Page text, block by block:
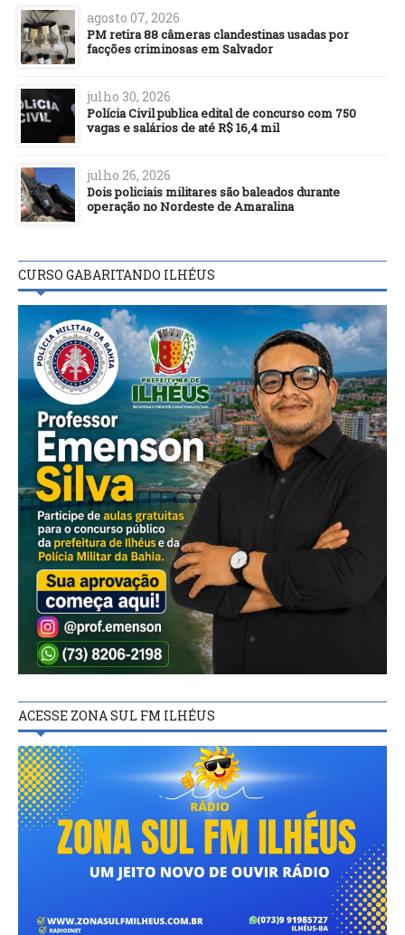
agosto 07, 2026
PM retira 88 câmeras clandestinas usadas por
facções criminosas em Salvador
julho 30, 2026
Polícia Civil publica edital de concurso com 750
vagas e salários de até R$ 16,4 mil
julho 26, 2026
Dois policiais militares são baleados durante
operação no Nordeste de Amaralina
CURSO GABARITANDO ILHÉUS
ACESSE ZONA SUL FM ILHÉUS